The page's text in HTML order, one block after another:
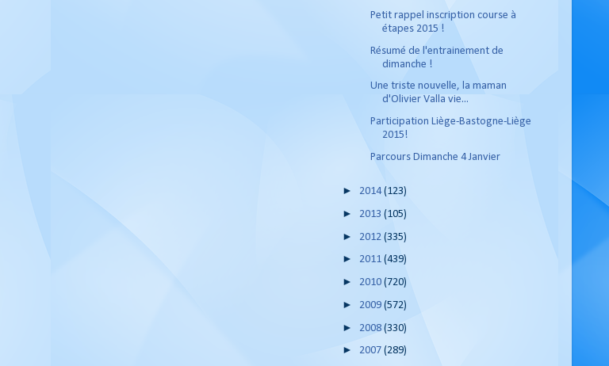
Petit rappel inscription course à
étapes 2015 !
Résumé de l'entrainement de
dimanche !
Une triste nouvelle, la maman
d'Olivier Valla vie...
Participation Liège-Bastogne-Liège
2015!
Parcours Dimanche 4 Janvier
► 2014(123)
► 2013 (105)
► 2012 (335)
► 2011 (439)
► 2010 (720)
► 2009 (572)
► 2008 (330)
► 2007 (289)